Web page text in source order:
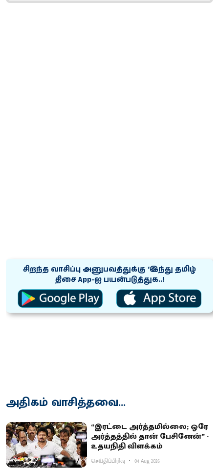
சிறந்த வாசிப்பு அனுபவத்துக்கு ‘இந்து தமிழ்
திசை App-ஐ பயன்படுத்துக..!
அதிகம் வாசித்தவை...
“இரட்டை அர்த்தமில்லை; ஒரே
அர்த்தத்தில் தான் பேசினேன்” -
உதயநிதி விளக்கம்
செய்திப்பிரிவு 04 Aug 2026